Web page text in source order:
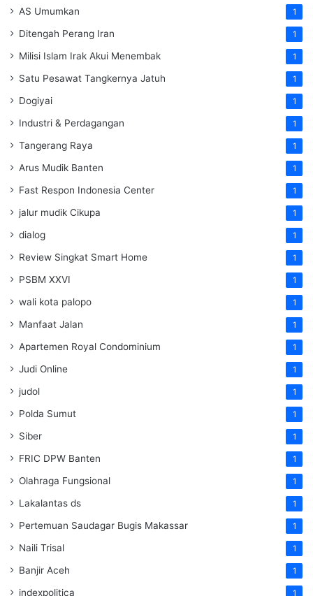
AS Umumkan 1
Ditengah Perang Iran 1
Milisi Islam Irak Akui Menembak 1
Satu Pesawat Tangkernya Jatuh 1
Dogiyai 1
Industri & Perdagangan 1
Tangerang Raya 1
Arus Mudik Banten 1
Fast Respon Indonesia Center 1
jalur mudik Cikupa 1
dialog 1
Review Singkat Smart Home 1
PSBM XXVI 1
wali kota palopo 1
Manfaat Jalan 1
Apartemen Royal Condominium 1
Judi Online 1
judol 1
Polda Sumut 1
Siber 1
FRIC DPW Banten 1
Olahraga Fungsional 1
Lakalantas ds 1
Pertemuan Saudagar Bugis Makassar 1
Naili Trisal 1
Banjir Aceh 1
indexpolitica 1